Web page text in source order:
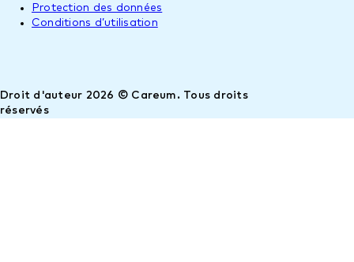
Droit d'auteur 2026 © Careum. Tous droits
réservés
Protection des données
Conditions d’utilisation